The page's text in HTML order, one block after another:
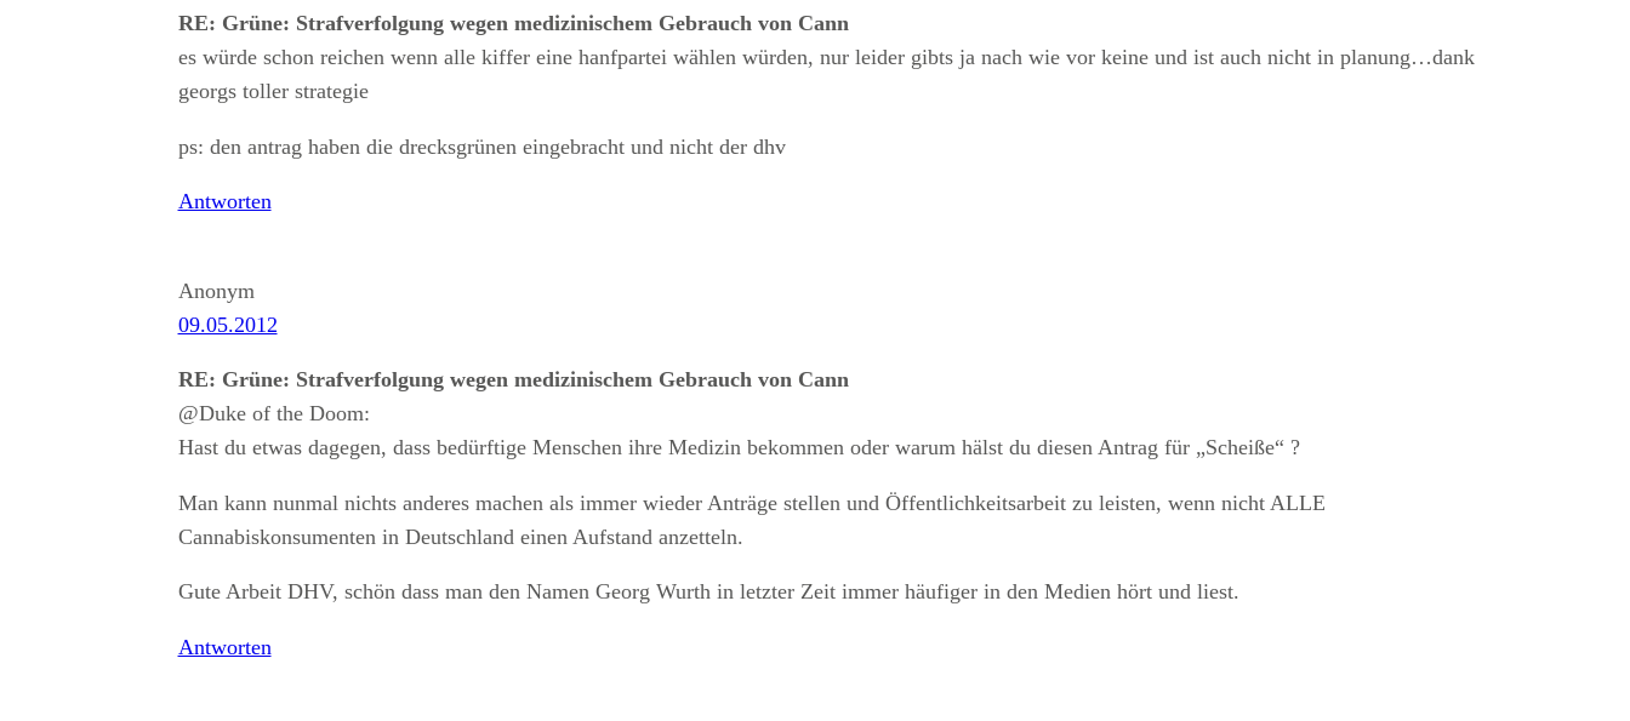
RE: Grüne: Strafverfolgung wegen medizinischem Gebrauch von Cann
es würde schon reichen wenn alle kiffer eine hanfpartei wählen würden, nur leider gibts ja nach wie vor keine und ist auch nicht in planung…dank
georgs toller strategie
ps: den antrag haben die drecksgrünen eingebracht und nicht der dhv
Antworten
Anonym
09.05.2012
RE: Grüne: Strafverfolgung wegen medizinischem Gebrauch von Cann
@Duke of the Doom:
Hast du etwas dagegen, dass bedürftige Menschen ihre Medizin bekommen oder warum hälst du diesen Antrag für „Scheiße“ ?
Man kann nunmal nichts anderes machen als immer wieder Anträge stellen und Öffentlichkeitsarbeit zu leisten, wenn nicht ALLE
Cannabiskonsumenten in Deutschland einen Aufstand anzetteln.
Gute Arbeit DHV, schön dass man den Namen Georg Wurth in letzter Zeit immer häufiger in den Medien hört und liest.
Antworten